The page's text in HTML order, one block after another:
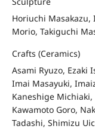
Horiuchi Masakazu,
Morio, Takiguchi
Crafts (Ceramics)
Asami Ryuzo, Ezaki
Imai Masayuki,
Kaneshige
Kawamoto Goro,
Tadashi, Shimizu